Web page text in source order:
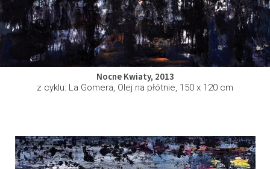
Nocne Kwiaty, 2013
z cyklu: La Gomera, Olej na płótnie, 150 x 120 cm